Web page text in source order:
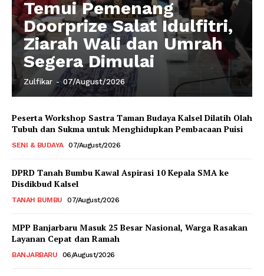
Temui Pemenang
Doorprize Salat Idulfitri,
Ziarah Wali dan Umrah
Segera Dimulai
Zulfikar - 07/August/2026
Peserta Workshop Sastra Taman Budaya Kalsel Dilatih Olah
Tubuh dan Sukma untuk Menghidupkan Pembacaan Puisi
SENI & BUDAYA 07/August/2026
DPRD Tanah Bumbu Kawal Aspirasi 10 Kepala SMA ke
Disdikbud Kalsel
TANAH BUMBU 07/August/2026
MPP Banjarbaru Masuk 25 Besar Nasional, Warga Rasakan
Layanan Cepat dan Ramah
BANJARBARU 06/August/2026